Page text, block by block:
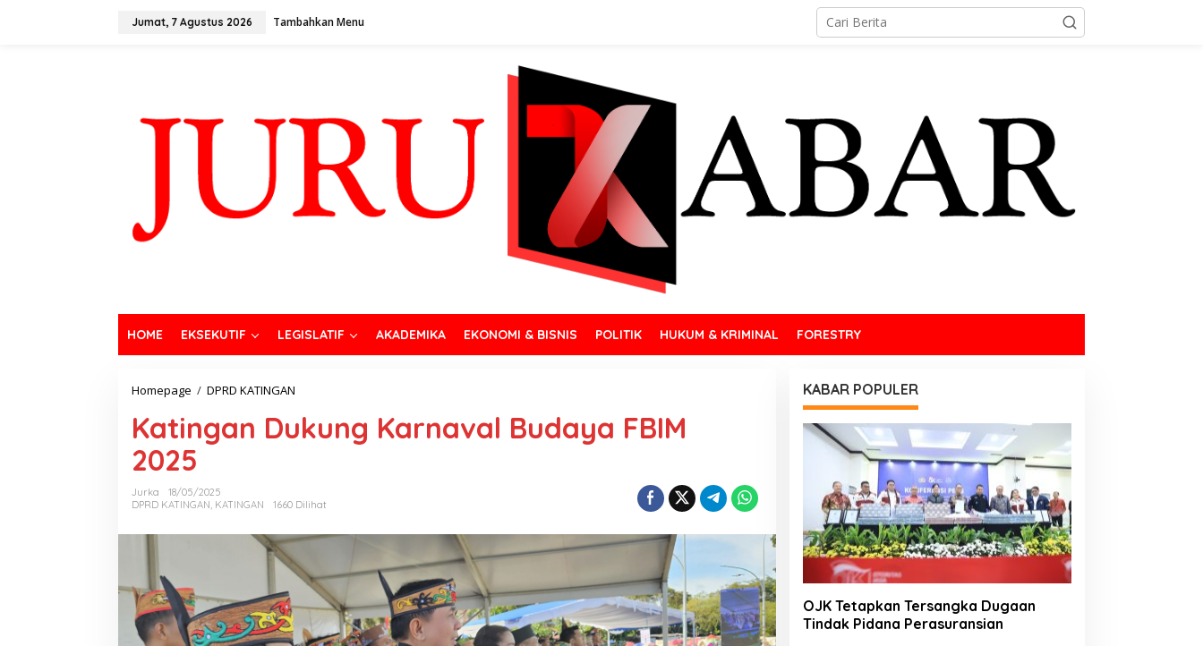
Jumat, 7 Agustus 2026 Tambahkan Menu
HOME EKSEKUTIF LEGISLATIF AKADEMIKA EKONOMI & BISNIS POLITIK HUKUM & KRIMINAL FORESTRY
Homepage / DPRD KATINGAN
Katingan Dukung Karnaval Budaya FBIM
2025
Jurka
18/05/2025
DPRD KATINGAN, KATINGAN 1660 Dilihat
KABAR POPULER
OJK Tetapkan Tersangka Dugaan
Tindak Pidana Perasuransian